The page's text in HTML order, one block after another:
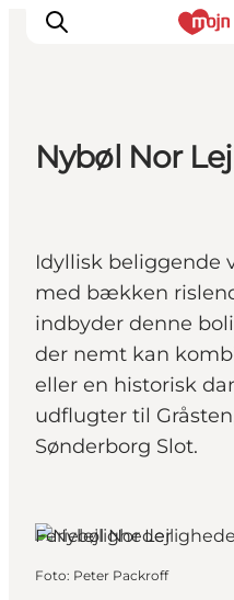
Det sker
Overnatning
Planlæg din ferie
Booking
Nybøl Nor
Idyllisk beliggende
med bækken
indbyder denne
der nemt kan
eller en historisk
udflugter til
Sønderborg Slot.
Ferielejligheder
Foto: Peter Packroff